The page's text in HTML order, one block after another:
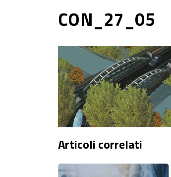
CON_27_05
Articoli correlati